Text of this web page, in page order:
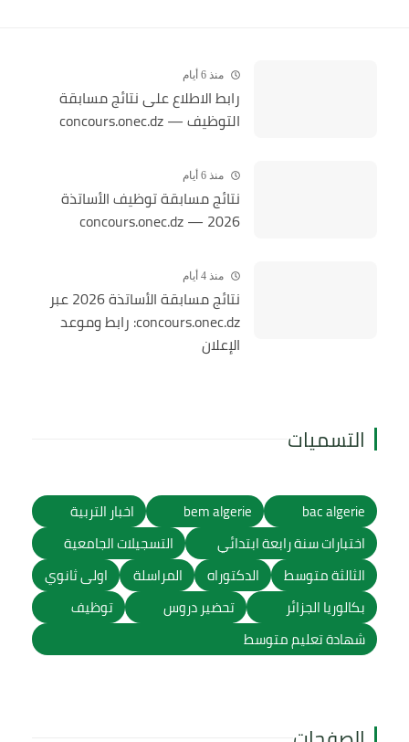
منذ 6 أيام
رابط الاطلاع على نتائج مسابقة
التوظيف — concours.onec.dz
منذ 6 أيام
نتائج مسابقة توظيف الأساتذة
2026 — concours.onec.dz
منذ 4 أيام
نتائج مسابقة الأساتذة 2026 عبر
concours.onec.dz: رابط وموعد
الإعلان
التسميات
bac algerie
bem algerie
اخبار التربية
اختبارات سنة رابعة ابتدائي
التسجيلات الجامعية
الثالثة متوسط
الدكتوراه المراسلة
اولى ثانوي
بكالوريا الجزائر
تحضير دروس
توظيف
شهادة تعليم متوسط